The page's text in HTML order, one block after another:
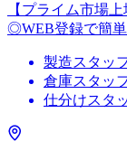
【プライム市場
◎WEB登録で簡単
製造スタッ
倉庫スタッ
仕分けスタ